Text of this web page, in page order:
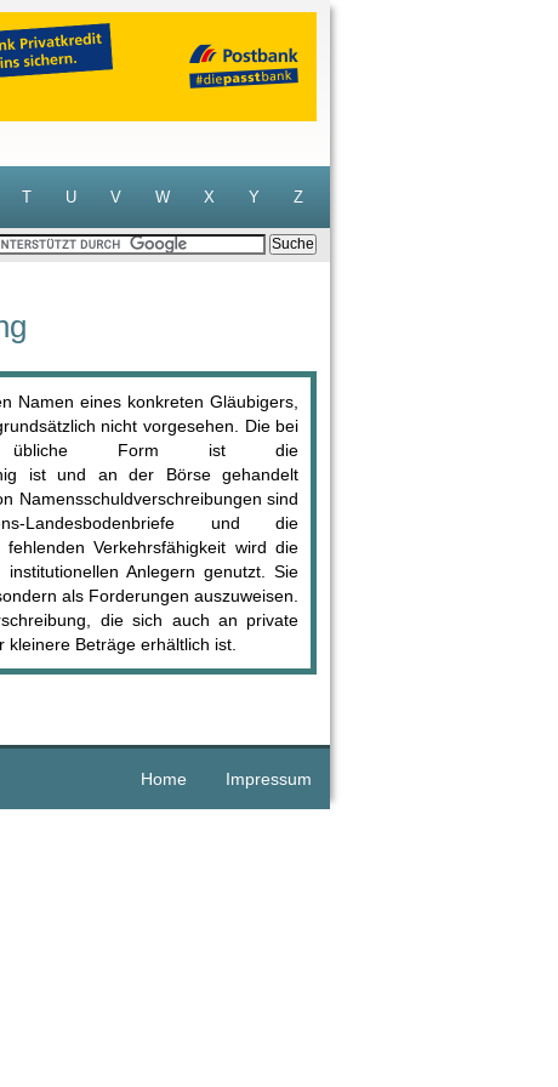
T U V W X Y Z
Namen eines konkreten Gläubigers,
nicht vorgesehen. Die bei
übliche Form ist die
ist und an der Börse gehandelt
Namensschuldverschreibungen sind
Landesbodenbriefe und die
Verkehrsfähigkeit wird die
Anlegern genutzt. Sie
als Forderungen auszuweisen.
die sich auch an private
Beträge erhältlich ist.
Home Impressum